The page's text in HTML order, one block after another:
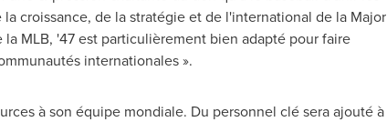
croissance, de la stratégie et de l'international de la Major
MLB, '47 est particulièrement bien adapté pour faire
internationales ».
à son équipe mondiale. Du personnel clé sera ajouté à